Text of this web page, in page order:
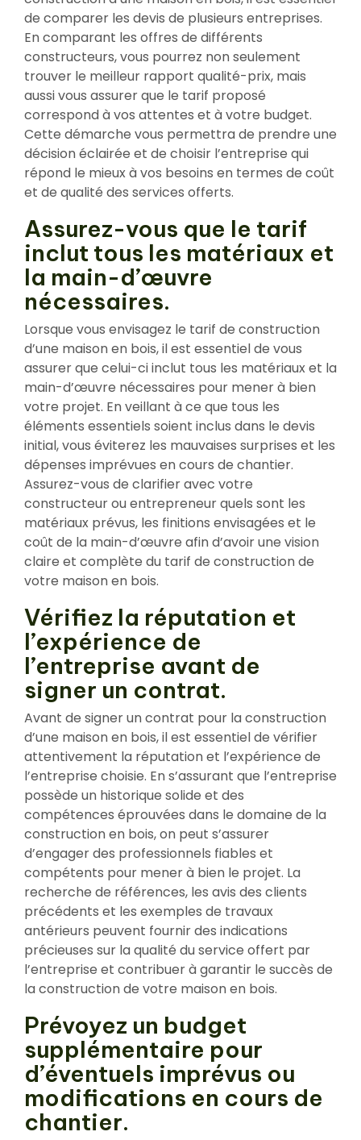
de comparer les devis de plusieurs entreprises.
En comparant les offres de différents
constructeurs, vous pourrez non seulement
trouver le meilleur rapport qualité-prix, mais
aussi vous assurer que le tarif proposé
correspond à vos attentes et à votre budget.
Cette démarche vous permettra de prendre une
décision éclairée et de choisir l’entreprise qui
répond le mieux à vos besoins en termes de coût
et de qualité des services offerts.
Assurez-vous que le tarif
inclut tous les matériaux et
la main-d’œuvre
nécessaires.
Lorsque vous envisagez le tarif de construction
d’une maison en bois, il est essentiel de vous
assurer que celui-ci inclut tous les matériaux et la
main-d’œuvre nécessaires pour mener à bien
votre projet. En veillant à ce que tous les
éléments essentiels soient inclus dans le devis
initial, vous éviterez les mauvaises surprises et les
dépenses imprévues en cours de chantier.
Assurez-vous de clarifier avec votre
constructeur ou entrepreneur quels sont les
matériaux prévus, les finitions envisagées et le
coût de la main-d’œuvre afin d’avoir une vision
claire et complète du tarif de construction de
votre maison en bois.
Vérifiez la réputation et
l’expérience de
l’entreprise avant de
signer un contrat.
Avant de signer un contrat pour la construction
d’une maison en bois, il est essentiel de vérifier
attentivement la réputation et l’expérience de
l’entreprise choisie. En s’assurant que l’entreprise
possède un historique solide et des
compétences éprouvées dans le domaine de la
construction en bois, on peut s’assurer
d’engager des professionnels fiables et
compétents pour mener à bien le projet. La
recherche de références, les avis des clients
précédents et les exemples de travaux
antérieurs peuvent fournir des indications
précieuses sur la qualité du service offert par
l’entreprise et contribuer à garantir le succès de
la construction de votre maison en bois.
Prévoyez un budget
supplémentaire pour
d’éventuels imprévus ou
modifications en cours de
chantier.